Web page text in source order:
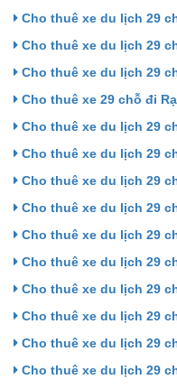
Cho thuê xe du lịch 29
Cho thuê xe du lịch 29
Cho thuê xe du lịch 29
Cho thuê xe 29 chỗ đi
Cho thuê xe du lịch 29
Cho thuê xe du lịch 29
Cho thuê xe du lịch 29
Cho thuê xe du lịch 29
Cho thuê xe du lịch 29
Cho thuê xe du lịch 29
Cho thuê xe du lịch 29
Cho thuê xe du lịch 29
Cho thuê xe du lịch 29
Cho thuê xe du lịch 29